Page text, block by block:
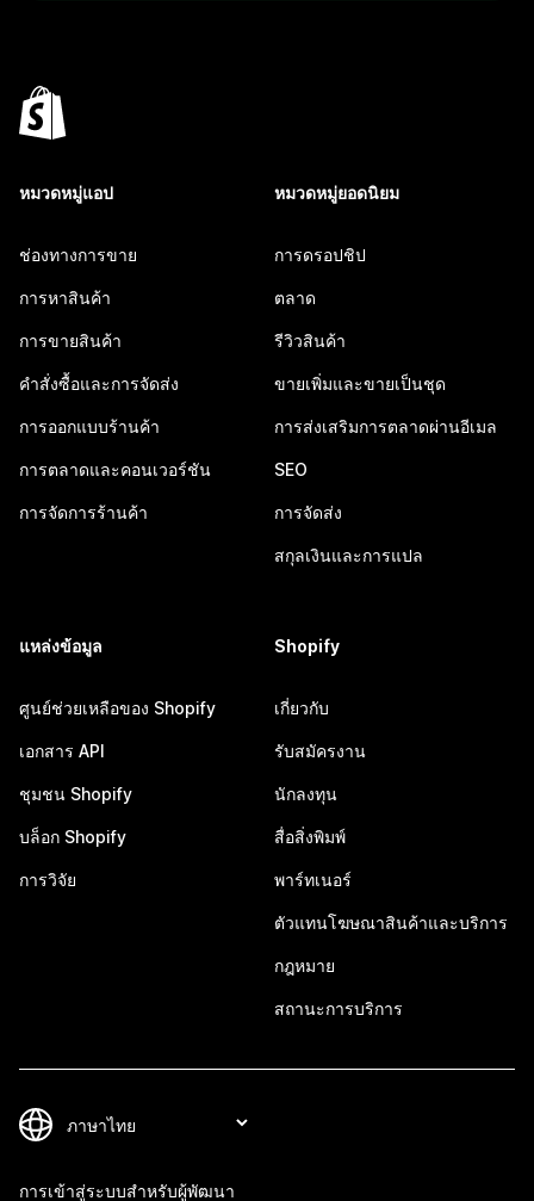
หมวดหมู่แอป
ช่องทางการขาย
การหาสินค้า
การขายสินค้า
คำสั่งซื้อและการจัดส่ง
การออกแบบร้านค้า
การตลาดและคอนเวอร์ชัน
การจัดการร้านค้า
หมวดหมู่ยอดนิยม
การดรอปชิป
ตลาด
รีวิวสินค้า
ขายเพิ่มและขายเป็นชุด
การส่งเสริมการตลาดผ่านอีเมล
SEO
การจัดส่ง
สกุลเงินและการแปล
แหล่งข้อมูล
ศูนย์ช่วยเหลือของ Shopify
เอกสาร API
ชุมชน Shopify
บล็อก Shopify
การวิจัย
Shopify
เกี่ยวกับ
รับสมัครงาน
นักลงทุน
สื่อสิ่งพิมพ์
พาร์ทเนอร์
ตัวแทนโฆษณาสินค้าและบริการ
กฎหมาย
สถานะการบริการ
การเข้าสู่ระบบสำหรับผู้พัฒนา